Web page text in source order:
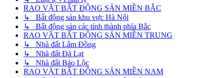
RAO VẶT BẤT ĐỘNG SẢN MIỀN BẮC
↳ Bất động sản khu vực Hà Nội
↳ Bất động sản các tỉnh thành phía Bắc
RAO VẶT BẤT ĐỘNG SẢN MIỀN TRUNG
↳ Nhà đất Lâm Đồng
↳ Nhà đất Đà Lạt
↳ Nhà đất Bảo Lộc
RAO VẶT BẤT ĐỘNG SẢN MIỀN NAM